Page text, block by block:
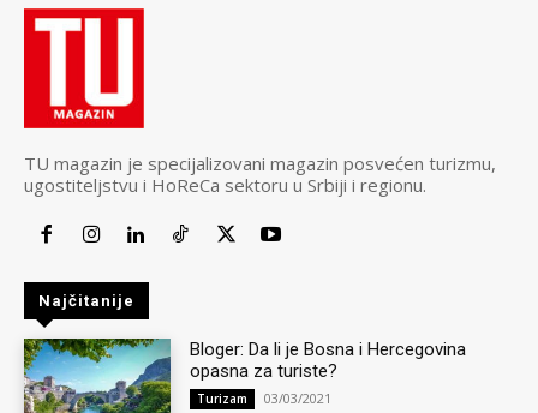
TU magazin je specijalizovani magazin posvećen turizmu,
ugostiteljstvu i HoReCa sektoru u Srbiji i regionu.
Najčitanije
Bloger: Da li je Bosna i Hercegovina
opasna za turiste?
Turizam 03/03/2021